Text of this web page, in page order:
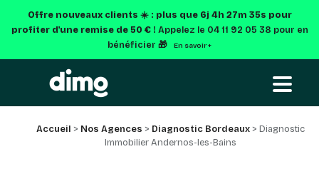
Offre nouveaux clients ☀️ : plus que 6j 4h 27m 35s pour
profiter d'une remise de 50 € ! Appelez le 04 11 92 05 38 pour en
bénéficier 🎁
En savoir +
Accueil > Nos Agences > Diagnostic Bordeaux> Diagnostic
Immobilier Andernos-les-Bains